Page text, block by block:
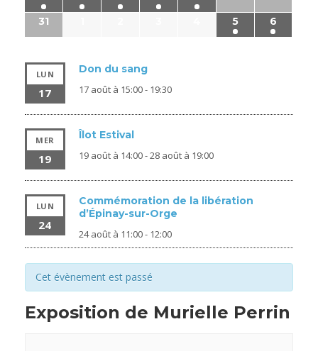
31
5 6
LUN
17
Don du sang
17 août à 15:00- 19:30
MER
19
Îlot Estival
19 août à 14:00-28 août à 19:00
LUN
24
Commémoration de la libération
d’Épinay-sur-Orge
24 août à 11:00- 12:00
Cet évènement est passé
Exposition de Murielle Perrin